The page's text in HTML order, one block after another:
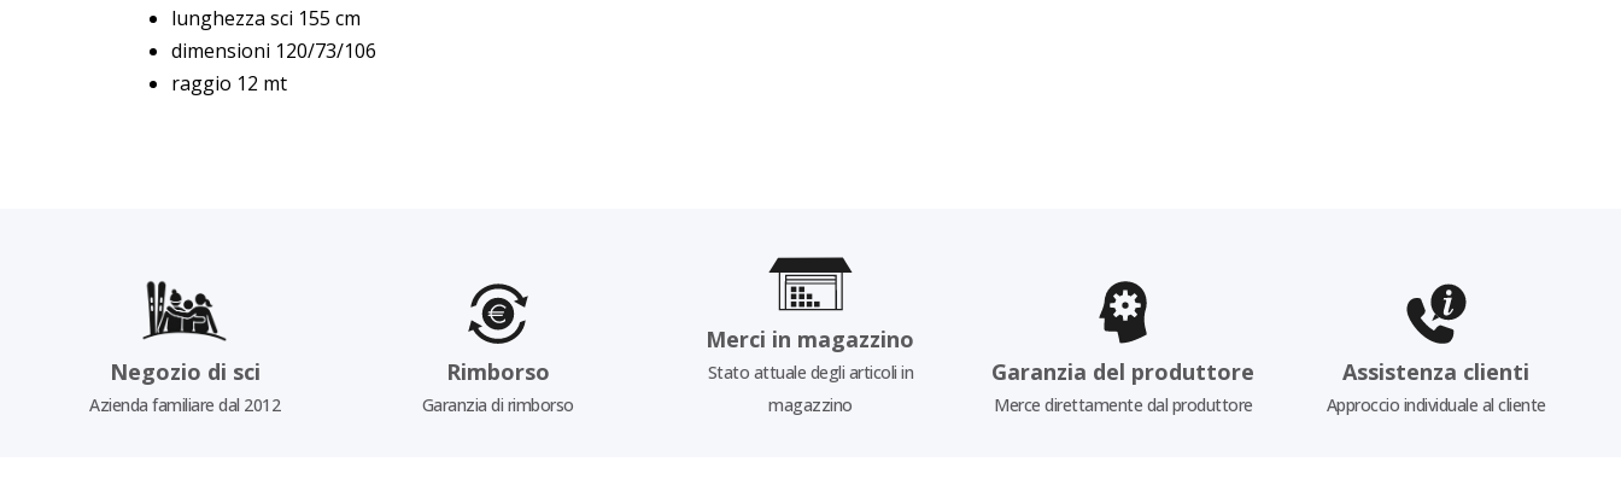
lunghezza sci 155 cm
dimensioni 120/73/106
raggio 12 mt
Negozio di sci
Azienda familiare dal 2012
Rimborso
Garanzia di rimborso
Merci in magazzino
Stato attuale degli articoli in
magazzino
Garanzia del produttore
Merce direttamente dal produttore
Assistenza clienti
Approccio individuale al cliente